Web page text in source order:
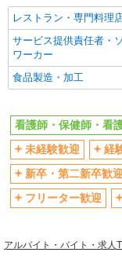
フルタイム歓迎
駅直結・駅チカ
バイク通勤OK
残業少なめ（月20h未満
退職金・財形貯蓄制度
制服貸与
資格取得支援制度あり
同じ職種から求人を
レストラン・専門料理
サービス提供責任者・
ワーカー
食品製造・加工
看護師・保健師・看
未経験歓迎
経
新卒・第二新卒歓迎
フリーター歓迎
アルバイト・バイト・求人